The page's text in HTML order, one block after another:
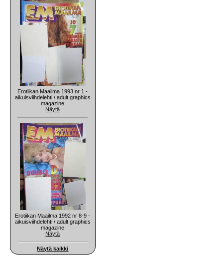
Erotiikan Maailma 1993 nr 1 -
aikuisviihdelehti / adult graphics
magazine
Näytä
Erotiikan Maailma 1992 nr 8-9 -
aikuisviihdelehti / adult graphics
magazine
Näytä
Näytä kaikki